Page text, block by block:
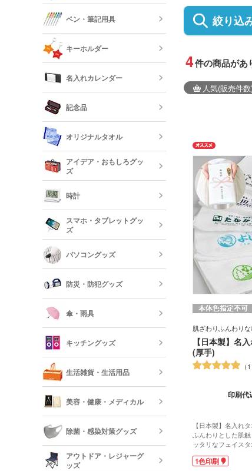
絞り込
4件の商品があ
人気(販売件
肌ざわりふんわり
【日本製】名
(厚手)
1
印刷代
【日本製】名入れ
ふんわりとした肌
ッタリなフェイス
拓の営業用など、
る定番商品です。
1色印刷
短納期タ
クリップ
カードケ
ダー・名
短納期文房
リー
オリジナ
オリジナ
ペン・筆記用具
フリクシ
多機能ペ
クレヨン
短納期ボ
キーホルダー
レザーキ
名入れカレンダー
記念品
記念品 タ
記念品
記念品 ス
ー・文房具
記念品
フレーム
記念品 印
ムペン・朱
記念品 傘
オリジナルタオル
オリジナ
オリジナル
オリジナ
短納期オ
アイデア・おもしろグッ
ズ
時計
時計
スマホ・タブレットグッ
ズ
モバイル
スマホモ
モバイル
短納期ス
パソコングッズ
防災・防犯グッズ
防災セット
反射板・リ
傘・雨具
傘
キッチングッズ
箸・カト
食器
短納期キッ
生活雑貨・生活用品
フォトフ
ーボード
ティッシ
ッシュ
美容・健康・メディカル
美容・コ
除菌・感染対策グッズ
アウトドア・レジャーグ
ッズ